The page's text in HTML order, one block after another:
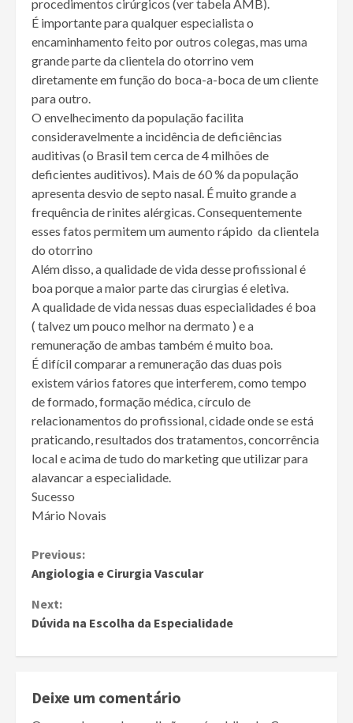
procedimentos cirúrgicos (ver tabela AMB).
É importante para qualquer especialista o
encaminhamento feito por outros colegas, mas uma
grande parte da clientela do otorrino vem
diretamente em função do boca-a-boca de um cliente
para outro.
O envelhecimento da população facilita
consideravelmente a incidência de deficiências
auditivas (o Brasil tem cerca de 4 milhões de
deficientes auditivos). Mais de 60 % da população
apresenta desvio de septo nasal. É muito grande a
frequência de rinites alérgicas. Consequentemente
esses fatos permitem um aumento rápido da clientela
do otorrino
Além disso, a qualidade de vida desse profissional é
boa porque a maior parte das cirurgias é eletiva.
A qualidade de vida nessas duas especialidades é boa
( talvez um pouco melhor na dermato ) e a
remuneração de ambas também é muito boa.
É difícil comparar a remuneração das duas pois
existem vários fatores que interferem, como tempo
de formado, formação médica, círculo de
relacionamentos do profissional, cidade onde se está
praticando, resultados dos tratamentos, concorrência
local e acima de tudo do marketing que utilizar para
alavancar a especialidade.
Sucesso
Mário Novais
Continue
Reading
Previous:
Angiologia e Cirurgia Vascular
Next:
Dúvida na Escolha da Especialidade
Deixe um comentário